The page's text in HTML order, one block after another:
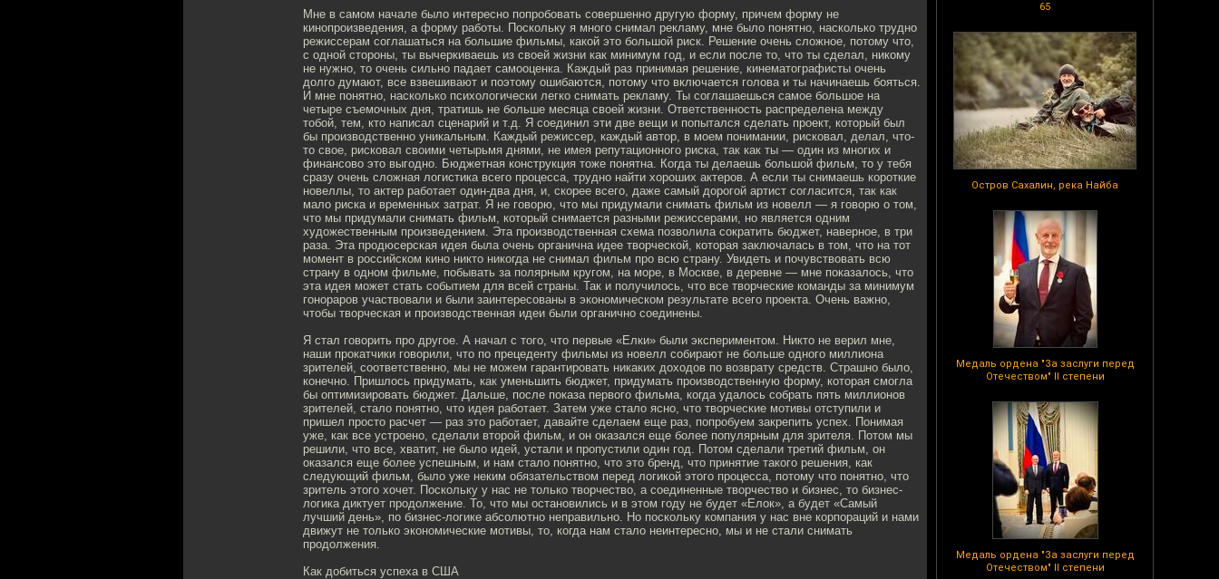
65
Остров Сахалин, река Найба
Медаль ордена "За заслуги перед
Отечеством" II степени
Медаль ордена "За заслуги перед
Отечеством" II степени
Мне в самом начале было интересно попробовать совершенно другую форму, причем форму не
кинопроизведения, а форму работы. Поскольку я много снимал рекламу, мне было понятно, насколько трудно
режиссерам соглашаться на большие фильмы, какой это большой риск. Решение очень сложное, потому что,
с одной стороны, ты вычеркиваешь из своей жизни как минимум год, и если после то, что ты сделал, никому
не нужно, то очень сильно падает самооценка. Каждый раз принимая решение, кинематографисты очень
долго думают, все взвешивают и поэтому ошибаются, потому что включается голова и ты начинаешь бояться.
И мне понятно, насколько психологически легко снимать рекламу. Ты соглашаешься самое большое на
четыре съемочных дня, тратишь не больше месяца своей жизни. Ответственность распределена между
тобой, тем, кто написал сценарий и т.д. Я соединил эти две вещи и попытался сделать проект, который был
бы производственно уникальным. Каждый режиссер, каждый автор, в моем понимании, рисковал, делал, что-
то свое, рисковал своими четырьмя днями, не имея репутационного риска, так как ты — один из многих и
финансово это выгодно. Бюджетная конструкция тоже понятна. Когда ты делаешь большой фильм, то у тебя
сразу очень сложная логистика всего процесса, трудно найти хороших актеров. А если ты снимаешь короткие
новеллы, то актер работает один-два дня, и, скорее всего, даже самый дорогой артист согласится, так как
мало риска и временных затрат. Я не говорю, что мы придумали снимать фильм из новелл — я говорю о том,
что мы придумали снимать фильм, который снимается разными режиссерами, но является одним
художественным произведением. Эта производственная схема позволила сократить бюджет, наверное, в три
раза. Эта продюсерская идея была очень органична идее творческой, которая заключалась в том, что на тот
момент в российском кино никто никогда не снимал фильм про всю страну. Увидеть и почувствовать всю
страну в одном фильме, побывать за полярным кругом, на море, в Москве, в деревне — мне показалось, что
эта идея может стать событием для всей страны. Так и получилось, что все творческие команды за минимум
гонораров участвовали и были заинтересованы в экономическом результате всего проекта. Очень важно,
чтобы творческая и производственная идеи были органично соединены.
Я стал говорить про другое. А начал с того, что первые «Елки» были экспериментом. Никто не верил мне,
наши прокатчики говорили, что по прецеденту фильмы из новелл собирают не больше одного миллиона
зрителей, соответственно, мы не можем гарантировать никаких доходов по возврату средств. Страшно было,
конечно. Пришлось придумать, как уменьшить бюджет, придумать производственную форму, которая смогла
бы оптимизировать бюджет. Дальше, после показа первого фильма, когда удалось собрать пять миллионов
зрителей, стало понятно, что идея работает. Затем уже стало ясно, что творческие мотивы отступили и
пришел просто расчет — раз это работает, давайте сделаем еще раз, попробуем закрепить успех. Понимая
уже, как все устроено, сделали второй фильм, и он оказался еще более популярным для зрителя. Потом мы
решили, что все, хватит, не было идей, устали и пропустили один год. Потом сделали третий фильм, он
оказался еще более успешным, и нам стало понятно, что это бренд, что принятие такого решения, как
следующий фильм, было уже неким обязательством перед логикой этого процесса, потому что понятно, что
зритель этого хочет. Поскольку у нас не только творчество, а соединенные творчество и бизнес, то бизнес-
логика диктует продолжение. То, что мы остановились и в этом году не будет «Елок», а будет «Самый
лучший день», по бизнес-логике абсолютно неправильно. Но поскольку компания у нас вне корпораций и нами
движут не только экономические мотивы, то, когда нам стало неинтересно, мы и не стали снимать
продолжения.
Как добиться успеха в США